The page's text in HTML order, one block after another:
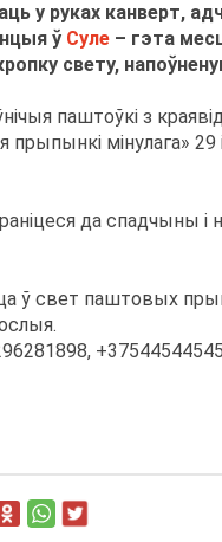
у руках канверт,
ў Суле – гэта
свету,
паштоўкі з
мінулага» 29
да
ў свет паштовых